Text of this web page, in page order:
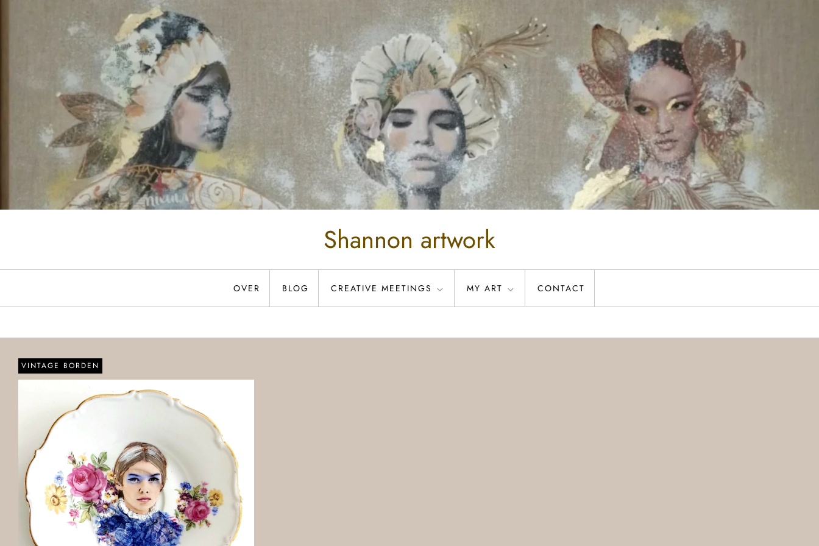
Shannon artwork
OVER BLOG CREATIVE MEETINGS MY ART CONTACT
VINTAGE BORDEN